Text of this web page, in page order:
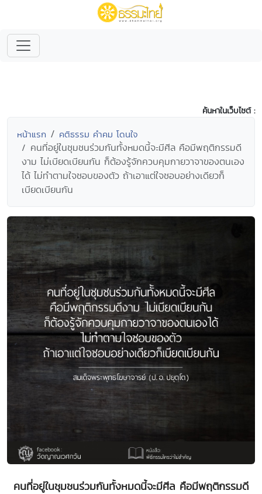
ค้นหาในเว็บไซต์ :
หน้าแรก คติธรรม คำคม โดนใจ
คนที่อยู่ในชุมชนร่วมกันทั้งหมดนี้จะมีศีล คือมีพฤติกรรมดี
งาม ไม่เบียดเบียนกัน ก็ต้องรู้จักควบคุมกายวาจาของตนเอง
ได้ ไม่ทำตามใจชอบของตัว ถ้าเอาแต่ใจชอบอย่างเดียวก็
เบียดเบียนกัน
คนที่อยู่ในชุมชนร่วมกันทั้งหมดนี้จะมีศีล คือมีพฤติกรรมดี